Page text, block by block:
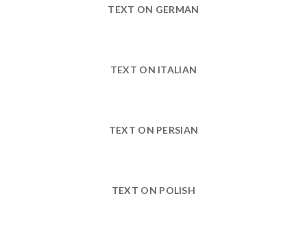
TEXT ON GERMAN
TEXT ON ITALIAN
TEXT ON PERSIAN
TEXT ON POLISH